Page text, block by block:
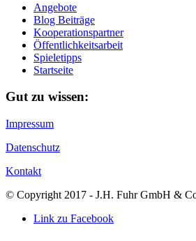
Angebote
Blog Beiträge
Kooperationspartner
Öffentlichkeitsarbeit
Spieletipps
Startseite
Gut zu wissen:
Impressum
Datenschutz
Kontakt
© Copyright 2017 - J.H. Fuhr GmbH &
Link zu Facebook